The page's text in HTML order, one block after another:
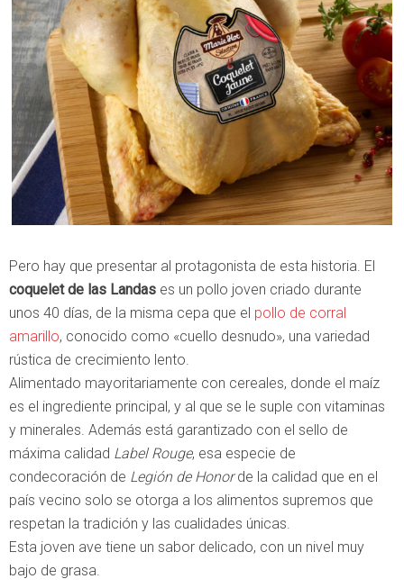
Pero hay que presentar al protagonista de esta historia. El
coquelet de las Landas es un pollo joven criado durante
unos 40 días, de la misma cepa que el pollo de corral
amarillo, conocido como «cuello desnudo», una variedad
rústica de crecimiento lento.
Alimentado mayoritariamente con cereales, donde el maíz
es el ingrediente principal, y al que se le suple con vitaminas
y minerales. Además está garantizado con el sello de
máxima calidad Label Rouge, esa especie de
condecoración de Legión de Honorde la calidad que en el
país vecino solo se otorga a los alimentos supremos que
respetan la tradición y las cualidades únicas.
Esta joven ave tiene un sabor delicado, con un nivel muy
bajo de grasa.